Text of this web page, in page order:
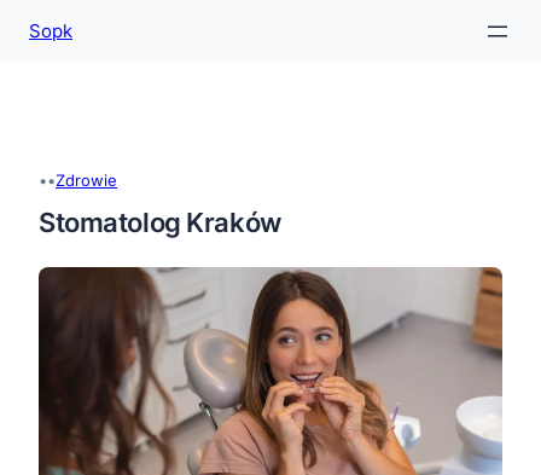
treści
Sopk
••Zdrowie
Stomatolog Kraków